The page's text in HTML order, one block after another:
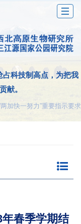
科技制高点，为把我
献。
加快一努力”重要指示要求
春季学期结